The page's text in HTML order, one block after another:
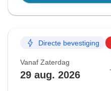
Directe bevestiging
Vanaf Zaterdag
29 aug. 2026